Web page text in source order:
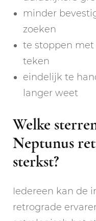
minder
zoeken
te stoppen
teken
eindelijk te
langer weet
Welke
Neptunus
sterkst?
Iedereen kan de
retrograde